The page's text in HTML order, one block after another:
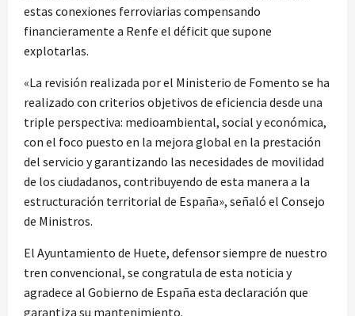
estas conexiones ferroviarias compensando
financieramente a Renfe el déficit que supone
explotarlas.
«La revisión realizada por el Ministerio de Fomento se ha
realizado con criterios objetivos de eficiencia desde una
triple perspectiva: medioambiental, social y económica,
con el foco puesto en la mejora global en la prestación
del servicio y garantizando las necesidades de movilidad
de los ciudadanos, contribuyendo de esta manera a la
estructuración territorial de España», señaló el Consejo
de Ministros.
El Ayuntamiento de Huete, defensor siempre de nuestro
tren convencional, se congratula de esta noticia y
agradece al Gobierno de España esta declaración que
garantiza su mantenimiento.